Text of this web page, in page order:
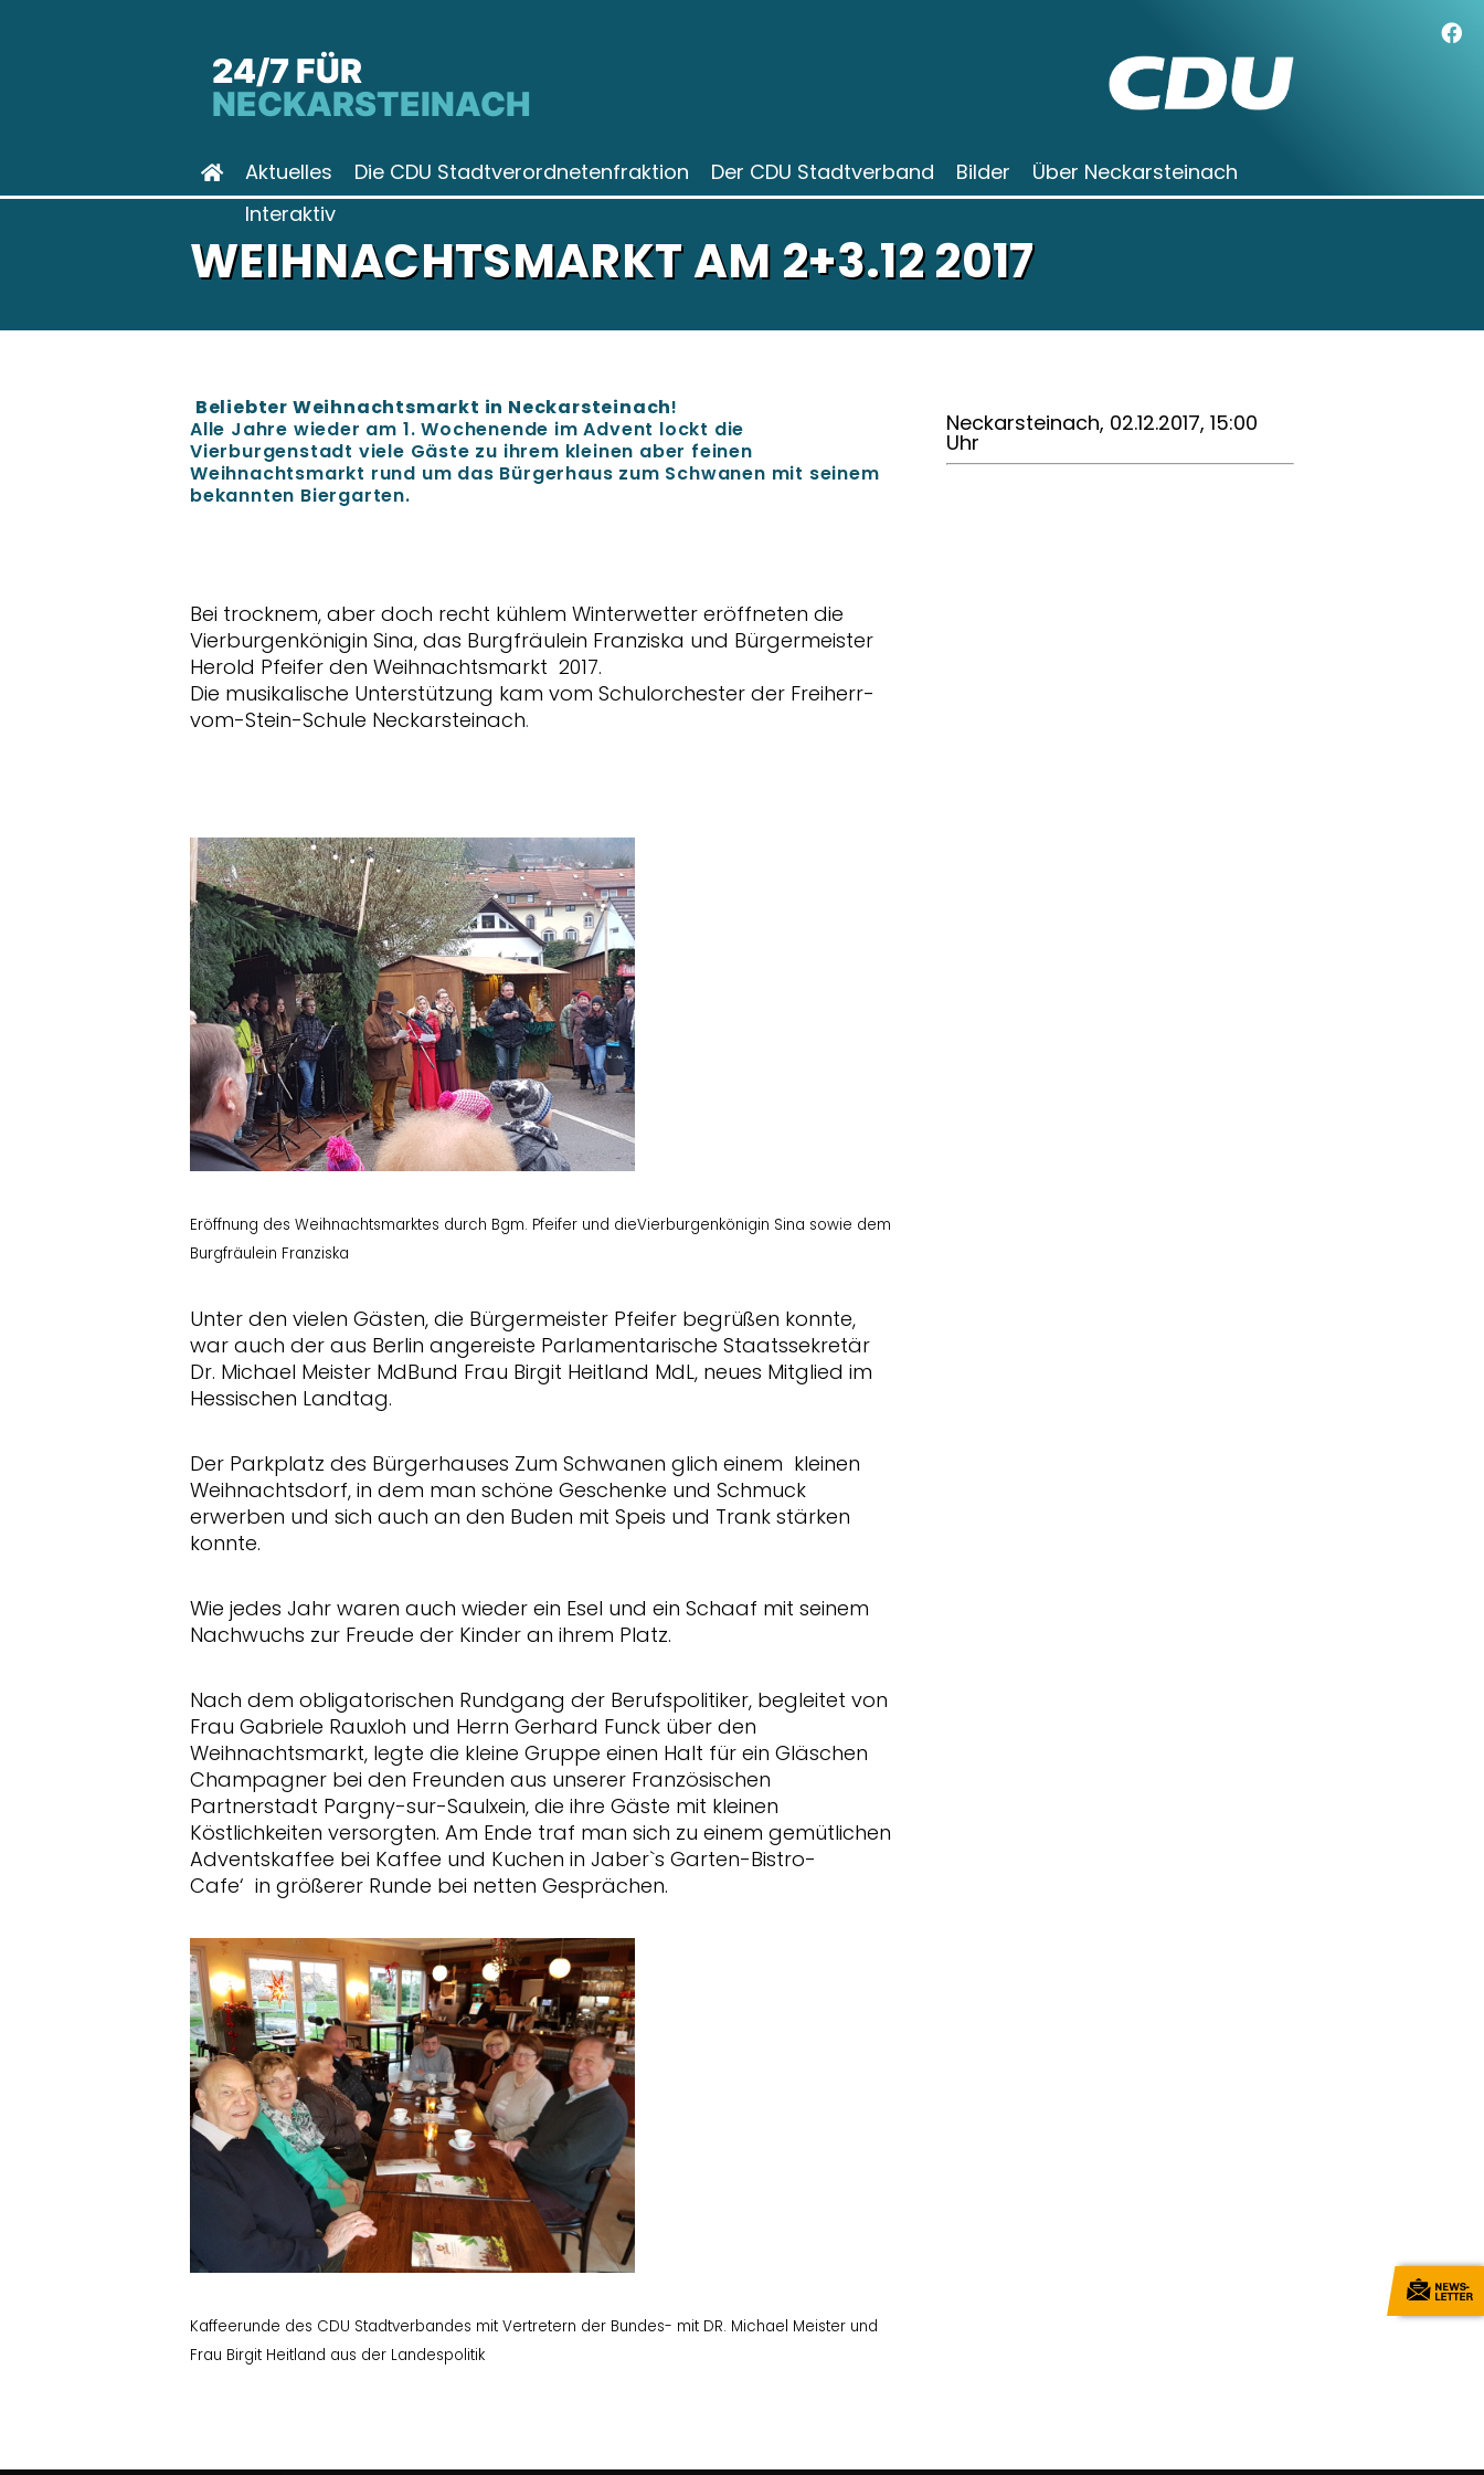
24/7 FÜR
NECKARSTEINACH
Aktuelles Die CDU Stadtverordnetenfraktion Der CDU Stadtverband Bilder
Über Neckarsteinach
Interaktiv
WEIHNACHTSMARKT AM 2+3.12 2017
Beliebter Weihnachtsmarkt in Neckarsteinach!
Alle Jahre wieder am 1. Wochenende im Advent lockt die
Vierburgenstadt viele Gäste zu ihrem kleinen aber feinen
Weihnachtsmarkt rund um das Bürgerhaus zum Schwanen mit seinem
bekannten Biergarten.
Bei trocknem, aber doch recht kühlem Winterwetter eröffneten die
Vierburgenkönigin Sina, das Burgfräulein Franziska und Bürgermeister
Herold Pfeifer den Weihnachtsmarkt 2017.
Die musikalische Unterstützung kam vom Schulorchester der Freiherr-
vom-Stein-Schule Neckarsteinach.
Eröffnung des Weihnachtsmarktes durch Bgm. Pfeifer und dieVierburgenkönigin Sina sowie dem
Burgfräulein Franziska
Unter den vielen Gästen, die Bürgermeister Pfeifer begrüßen konnte,
war auch der aus Berlin angereiste Parlamentarische Staatssekretär
Dr. Michael Meister MdBund Frau Birgit Heitland MdL, neues Mitglied im
Hessischen Landtag.
Der Parkplatz des Bürgerhauses Zum Schwanen glich einem kleinen
Weihnachtsdorf, in dem man schöne Geschenke und Schmuck
erwerben und sich auch an den Buden mit Speis und Trank stärken
konnte.
Wie jedes Jahr waren auch wieder ein Esel und ein Schaaf mit seinem
Nachwuchs zur Freude der Kinder an ihrem Platz.
Nach dem obligatorischen Rundgang der Berufspolitiker, begleitet von
Frau Gabriele Rauxloh und Herrn Gerhard Funck über den
Weihnachtsmarkt, legte die kleine Gruppe einen Halt für ein Gläschen
Champagner bei den Freunden aus unserer Französischen
Partnerstadt Pargny-sur-Saulxein, die ihre Gäste mit kleinen
Köstlichkeiten versorgten. Am Ende traf man sich zu einem gemütlichen
Adventskaffee bei Kaffee und Kuchen in Jaber`s Garten-Bistro-
Cafe‘ in größerer Runde bei netten Gesprächen.
Kaffeerunde des CDU Stadtverbandes mit Vertretern der Bundes- mit DR. Michael Meister und
Frau Birgit Heitland aus der Landespolitik
Neckarsteinach, 02.12.2017, 15:00
Uhr